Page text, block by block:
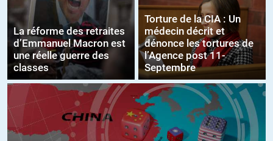
La réforme des retraites
d’Emmanuel Macron est
une réelle guerre des
classes
Torture de la CIA : Un
médecin décrit et
dénonce les tortures de
l’Agence post 11-
Septembre